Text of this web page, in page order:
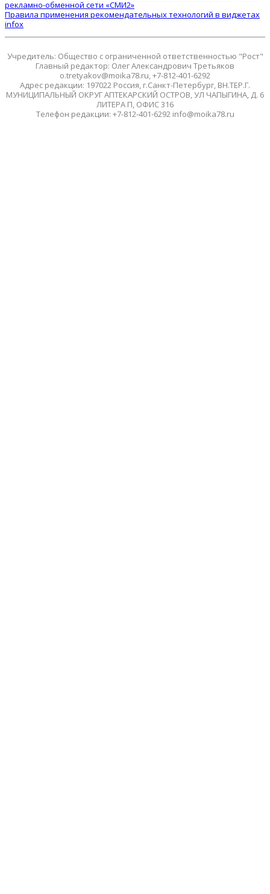
рекламно-обменной сети «СМИ2»
Правила применения рекомендательных технологий в виджетах
infox
Учредитель: Общество с ограниченной ответственностью "Рост"
Главный редактор: Олег Александрович Третьяков
o.tretyakov@moika78.ru, +7-812-401-6292
Адрес редакции: 197022 Россия, г.Санкт-Петербург, ВН.ТЕР.Г.
МУНИЦИПАЛЬНЫЙ ОКРУГ АПТЕКАРСКИЙ ОСТРОВ, УЛ ЧАПЫГИНА, Д. 6
ЛИТЕРА П, ОФИС 316
Телефон редакции: +7-812-401-6292 info@moika78.ru